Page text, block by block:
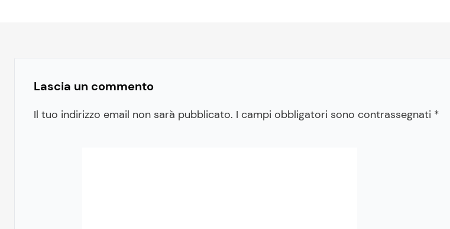
Lascia un commento
Il tuo indirizzo email non sarà pubblicato. I campi obbligatori sono contrassegnati *